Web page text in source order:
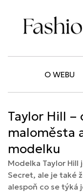
O WEBU
Taylor Hill –
maloměsta
modelku
Modelka Taylor Hill
Secret, ale je také
alespoň co se týká